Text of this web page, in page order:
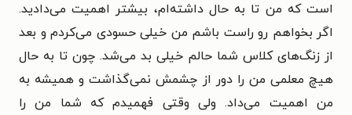
است که من تا به حال داشته‌ام، بیشتر اهمیت می‌دادید.
اگر بخواهم رو راست باشم من خیلی حسودی می‌کردم و بعد
از زنگ‌های کلاس شما حالم خیلی بد می‌شد. چون تا به حال
هیچ معلمی من را دور از چشمش نمی‌گذاشت و همیشه به
من اهمیت می‌داد. ولی وقتی فهمیدم که شما من را